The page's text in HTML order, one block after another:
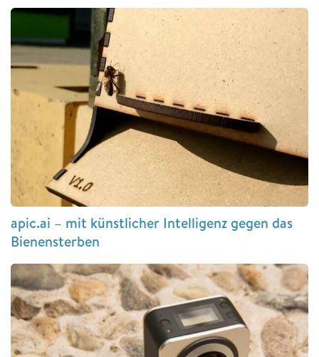
apic.ai – mit künstlicher Intelligenz gegen das
Bienensterben